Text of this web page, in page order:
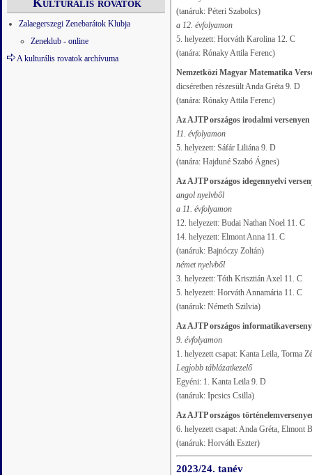
Kulturális rovatok
Zalaegerszegi Zenebarátok Klubja
Zeneklub - online
A kulturális rovatok archívuma
(tanáruk: Péteri Szabolcs)
a 12. évfolyamon
5. helyezett: Horváth Karolina 12. C
(tanára: Rónaky Attila Ferenc)
Nemzetközi Magyar Matematika
dicséretben részesült Anda Gréta 9. D
(tanára: Rónaky Attila Ferenc)
Az AJTP országos irodalmi versenyen
11. évfolyamon
5. helyezett: Sáfár Liliána 9. D
(tanára: Hajduné Szabó Ágnes)
Az AJTP országos idegennyelvi
angol nyelvből
a 11. évfolyamon
12. helyezett: Budai Nathan Noel 11. C
14. helyezett: Elmont Anna 11. C
(tanáruk: Bajnóczy Zoltán)
német nyelvből
3. helyezett: Tóth Krisztián Axel 11. C
5. helyezett: Horváth Annamária 11. C
(tanáruk: Németh Szilvia)
Az AJTP országos
9. évfolyamon
1. helyezett csapat: Kanta Leila, Torma
Legjobb táblázatkezelő
Egyéni: 1. Kanta Leila 9. D
(tanáruk: Ipcsics Csilla)
Az AJTP országos
6. helyezett csapat: Anda Gréta, Elmont
(tanáruk: Horváth Eszter)
2023/24. tanév